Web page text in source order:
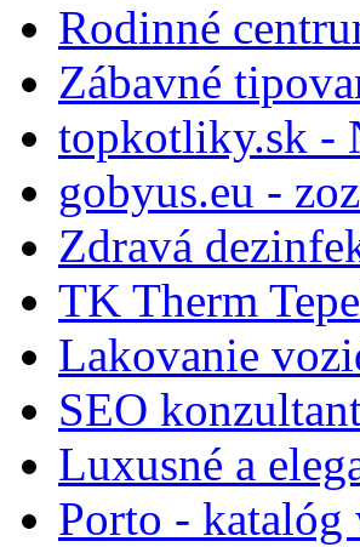
Rodinné
Zábavné
topkotliky.sk -
gobyus.eu -
Zdravá
TK Therm
Lakovanie
SEO
Luxusné a
Porto - katalóg